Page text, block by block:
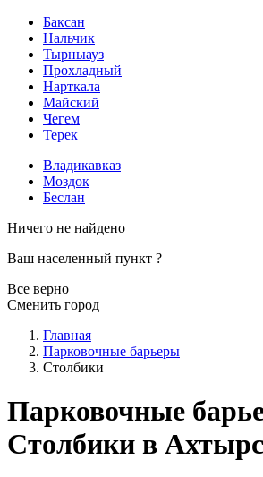
Баксан
Нальчик
Тырныауз
Прохладный
Нарткала
Майский
Чегем
Терек
Владикавказ
Моздок
Беслан
Ничего не найдено
Ваш населенный пункт ?
Все верно
Сменить город
Главная
Парковочные барьеры
Столбики
Парковочные
Столбики в